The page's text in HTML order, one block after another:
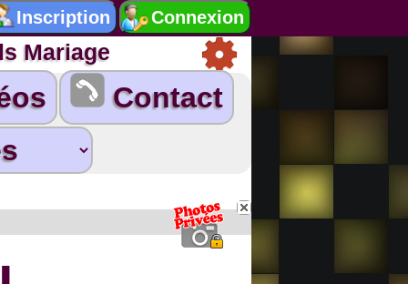
Mariage
Contact